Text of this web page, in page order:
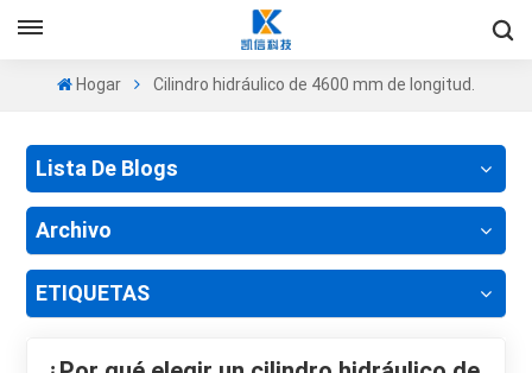
+86-13605525527
Hogar Cilindro hidráulico de 4600 mm de longitud.
Lista De Blogs
Archivo
ETIQUETAS